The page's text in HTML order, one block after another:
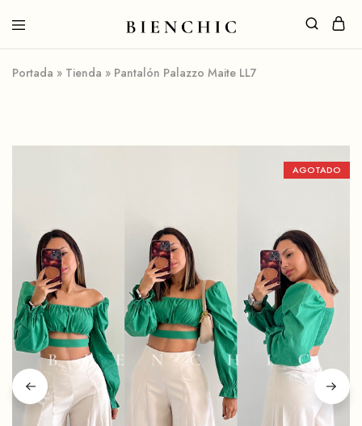
Portada » Tienda » Pantalón Palazzo Maite LL7
AGOTADO